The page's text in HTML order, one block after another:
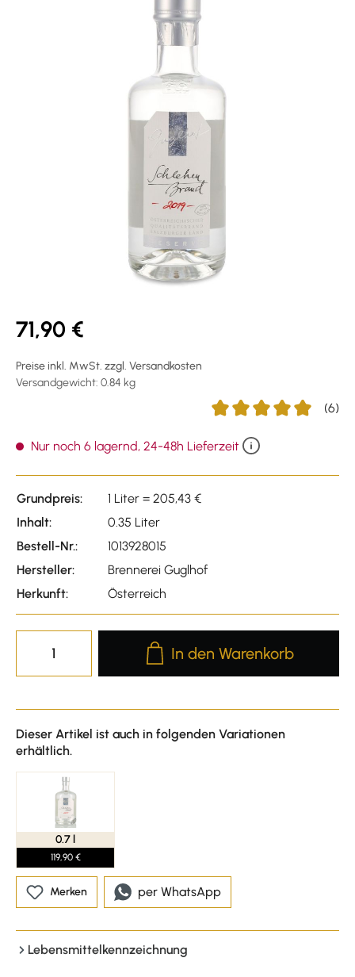
71,90 €
Preise inkl. MwSt. zzgl. Versandkosten
Versandgewicht: 0.84 kg
(6)
Nur noch 6 lagernd, 24-48h Lieferzeit
Grundpreis:
1 Liter = 205,43 €
Inhalt:
0.35 Liter
Bestell-Nr.:
1013928015
Hersteller:
Brennerei Guglhof
Herkunft:
Österreich
Produkt Anzahl: Gib den
In den Warenkorb
Dieser Artikel ist auch in folgenden Variationen
erhältlich.
0.7 l
119,90 €
Merken per WhatsApp
Lebensmittelkennzeichnung